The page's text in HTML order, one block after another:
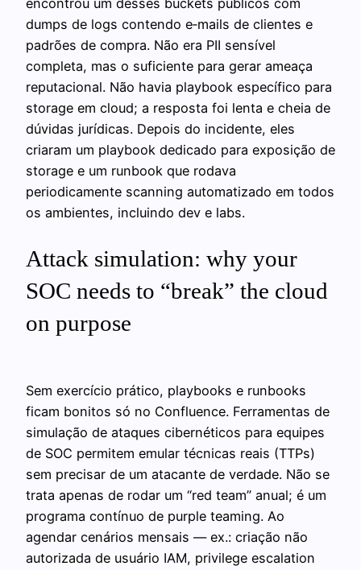
encontrou um desses buckets públicos com
dumps de logs contendo e‑mails de clientes e
padrões de compra. Não era PII sensível
completa, mas o suficiente para gerar ameaça
reputacional. Não havia playbook específico para
storage em cloud; a resposta foi lenta e cheia de
dúvidas jurídicas. Depois do incidente, eles
criaram um playbook dedicado para exposição de
storage e um runbook que rodava
periodicamente scanning automatizado em todos
os ambientes, incluindo dev e labs.
Attack simulation: why your
SOC needs to “break” the cloud
on purpose
Sem exercício prático, playbooks e runbooks
ficam bonitos só no Confluence. Ferramentas de
simulação de ataques cibernéticos para equipes
de SOC permitem emular técnicas reais (TTPs)
sem precisar de um atacante de verdade. Não se
trata apenas de rodar um “red team” anual; é um
programa contínuo de purple teaming. Ao
agendar cenários mensais — ex.: criação não
autorizada de usuário IAM, privilege escalation